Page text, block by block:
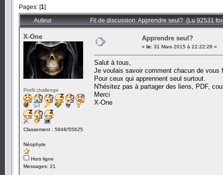
Pages: [1]
Auteur Fil de discussion: Apprendre seul? (Lu 92531
X-One
Profil challenge
Classement : 5948/55625
Néophyte
Hors ligne
Messages: 21
Apprendre seul?
« le: 31 Mars 2015 à 22:22:28 »
Salut à tous,
Je voulais savoir comment chacun de vous
Pour ceux qui apprennent seul surtout.
N'hésitez pas à partager des liens, PDF,
Merci
X-One